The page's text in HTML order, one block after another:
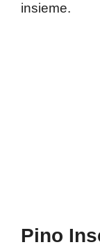
insieme.
Pino